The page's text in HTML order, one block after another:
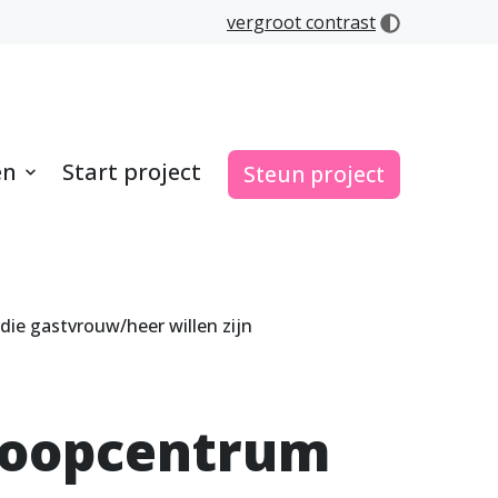
vergroot contrast
Start project Steun project
gastvrouw/heer willen zijn